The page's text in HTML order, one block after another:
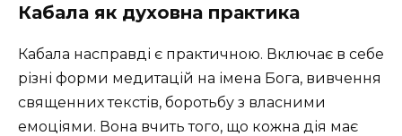
Кабала як духовна практика
Кабала насправді є практичною. Включає в себе
різні форми медитацій на імена Бога, вивчення
священних текстів, боротьбу з власними
емоціями. Вона вчить того, що кожна дія має